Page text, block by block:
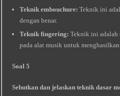
Teknik embouchure: Teknik ini
dengan benar.
Teknik fingering: Teknik ini adalah
pada alat musik untuk
Soal 5
Sebutkan dan jelaskan teknik dasar